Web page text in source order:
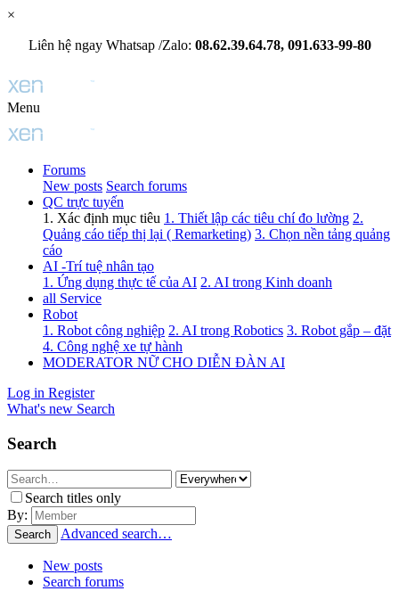
×
Liên hệ ngay Whatsap /Zalo: 08.62.39.64.78, 091.633-99-80
Menu
Forums
New posts Search forums
QC trực tuyến
1. Xác định mục tiêu 1. Thiết lập các tiêu chí đo lường 2.
Quảng cáo tiếp thị lại ( Remarketing) 3. Chọn nền tảng quảng
cáo
AI -Trí tuệ nhân tạo
1. Ứng dụng thực tế của AI 2. AI trong Kinh doanh
all Service
Robot
1. Robot công nghiệp 2. AI trong Robotics 3. Robot gắp – đặt
4. Công nghệ xe tự hành
MODERATOR NỮ CHO DIỄN ĐÀN AI
Log in Register
What's new Search
Search
Search titles only
By:
Search Advanced search…
New posts
Search forums